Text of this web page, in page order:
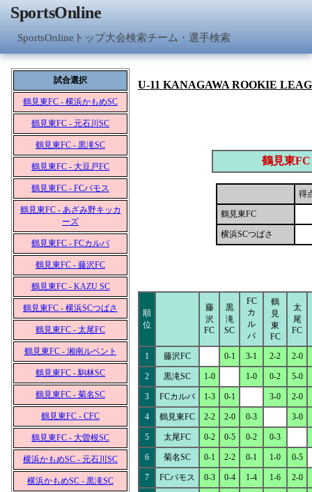
SportsOnline
SportsOnlineトップ大会検索チーム・選手検索
試合選択
鶴見東FC - 横浜かもめSC
鶴見東FC - 元石川SC
鶴見東FC - 黒滝SC
鶴見東FC - 大豆戸FC
鶴見東FC - FCバモス
鶴見東FC - あざみ野キッカ
ーズ
鶴見東FC - FCカルパ
鶴見東FC - 藤沢FC
鶴見東FC - KAZU SC
鶴見東FC - 横浜SCつばさ
鶴見東FC - 太尾FC
鶴見東FC - 湘南ルベント
鶴見東FC - 駒林SC
鶴見東FC - 菊名SC
鶴見東FC - CFC
鶴見東FC - 大曽根SC
横浜かもめSC - 元石川SC
横浜かもめSC - 黒滝SC
U-11 KANAGAWA ROOKIE
鶴見東FC
得
鶴見東FC
横浜SCつばさ
順
位
藤
沢
FC
黒
滝
SC
FC
カ
ル
パ
鶴
見
東
FC
太
尾
FC
1 藤沢FC 0-1 3-1 2-2 2-0
2 黒滝SC 1-0 1-0 0-2 5-0
3 FCカルパ 1-3 0-1 3-0 2-0
4 鶴見東FC 2-2 2-0 0-3 3-0
5 太尾FC 0-2 0-5 0-2 0-3
6 菊名SC 0-1 2-2 0-1 1-0 0-5
7 FCバモス 0-3 0-4 1-4 1-6 2-0